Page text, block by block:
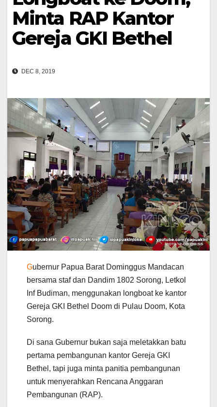
Minta RAP Kantor
Gereja GKI Bethel
DEC 8, 2019
Gubernur Papua Barat Dominggus Mandacan
bersama staf dan Dandim 1802 Sorong, Letkol
Inf Budiman, menggunakan longboat ke kantor
Gereja GKI Bethel Doom di Pulau Doom, Kota
Sorong.
Di sana Gubernur bukan saja meletakkan batu
pertama pembangunan kantor Gereja GKI
Bethel, tapi juga minta panitia pembangunan
untuk menyerahkan Rencana Anggaran
Pembangunan (RAP).